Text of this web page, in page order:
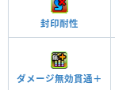
封印耐性
ダメージ無効貫通＋